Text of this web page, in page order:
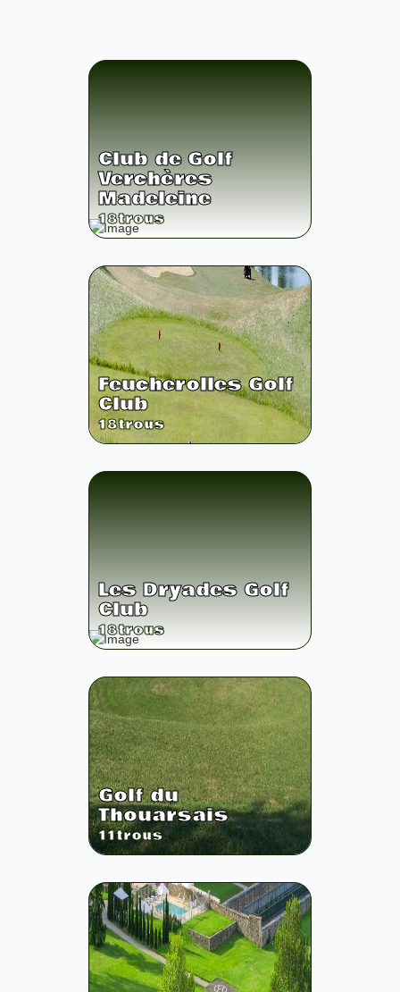
Club de Golf
Verchères
Madeleine
18trous
Feucherolles Golf
Club
18trous
Les Dryades Golf
Club
18trous
Golf du
Thouarsais
11trous